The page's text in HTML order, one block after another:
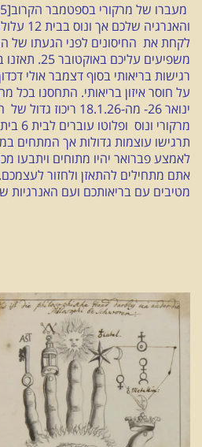
לקחת את החיסונים לפני הגעתו של
משפיעים
רגישות בריאותי בסוף דצמבר אולי
על חוסר איזון בריאותי. התחסנו
ינואר 26- מה-18.1.26
תרגישו עוצמות גדולות אך המתחים
לאמצע פברואר יהיו מתוחים ויתבעו
מטיבים עם בריאותכם ועם האנרגיות